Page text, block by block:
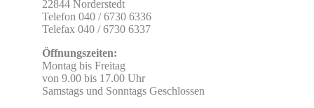
22844 Norderstedt
Telefon 040 / 6730 6336
Telefax 040 / 6730 6337
Öffnungszeiten:
Montag bis Freitag
von 9.00 bis 17.00 Uhr
Samstags und Sonntags Geschlossen